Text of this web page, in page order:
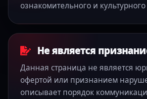
ознакомительного и культурного
Не является
Данная страница не является
офертой или признанием
описывает порядок